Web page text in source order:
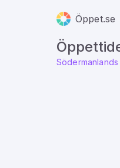
Öppet.se
Södermanlands